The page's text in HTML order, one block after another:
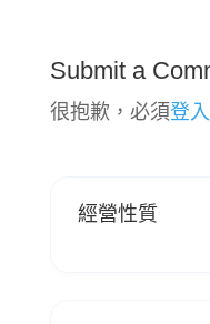
Submit a
很抱歉，必須登入
經營性質